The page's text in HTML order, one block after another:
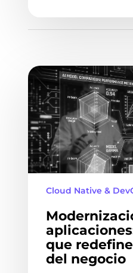
Cloud Native &
que
del negocio